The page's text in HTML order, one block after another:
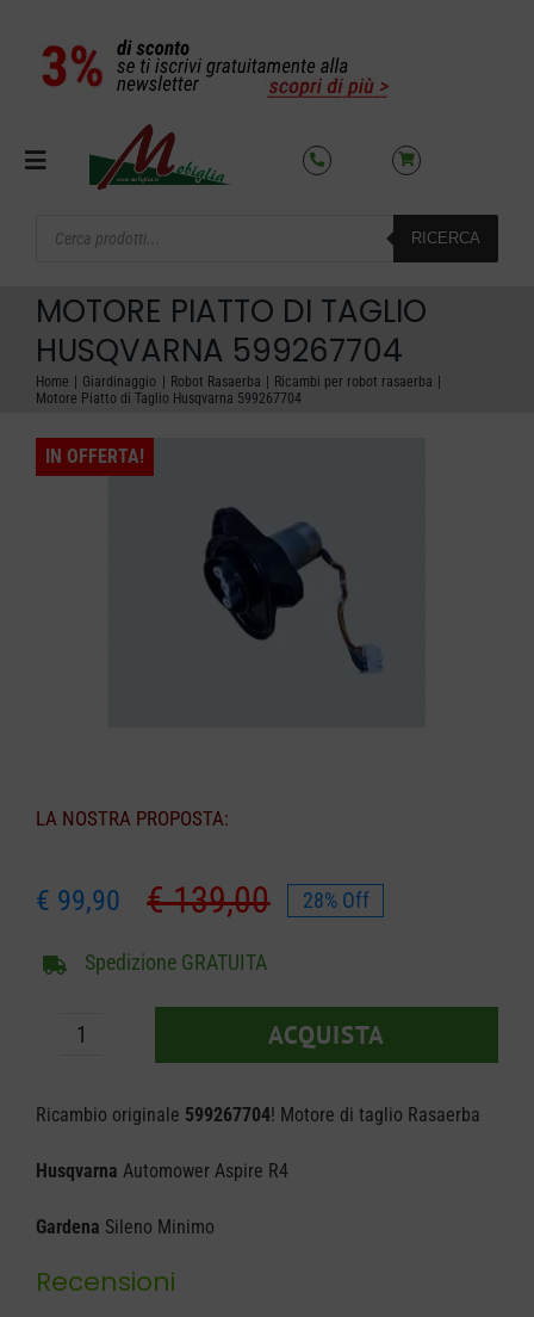
contenuto
Toggle
OFFERTE DEL MESE
search
RICERCA
MOTORE PIATTO DI TAGLIO
HUSQVARNA 599267704
Home Giardinaggio Robot Rasaerba
Ricambi per robot rasaerba
Motore Piatto di Taglio Husqvarna 599267704
IN OFFERTA!
LA NOSTRA PROPOSTA:
€139,00Il
era:
€ 139,00.
€ 99,90
Il
è:
€ 99,90.
28% Off
Spedizione GRATUITA
Motore
di
Taglio
599267704
quantità
ACQUISTA
Ricambio originale 599267704! Motore di taglio Rasaerba
Husqvarna Automower Aspire R4
Gardena Sileno Minimo
Recensioni